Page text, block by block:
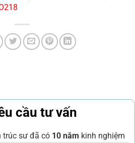
cầu tư vấn
trúc sư đã có 10 năm kinh nghiệm